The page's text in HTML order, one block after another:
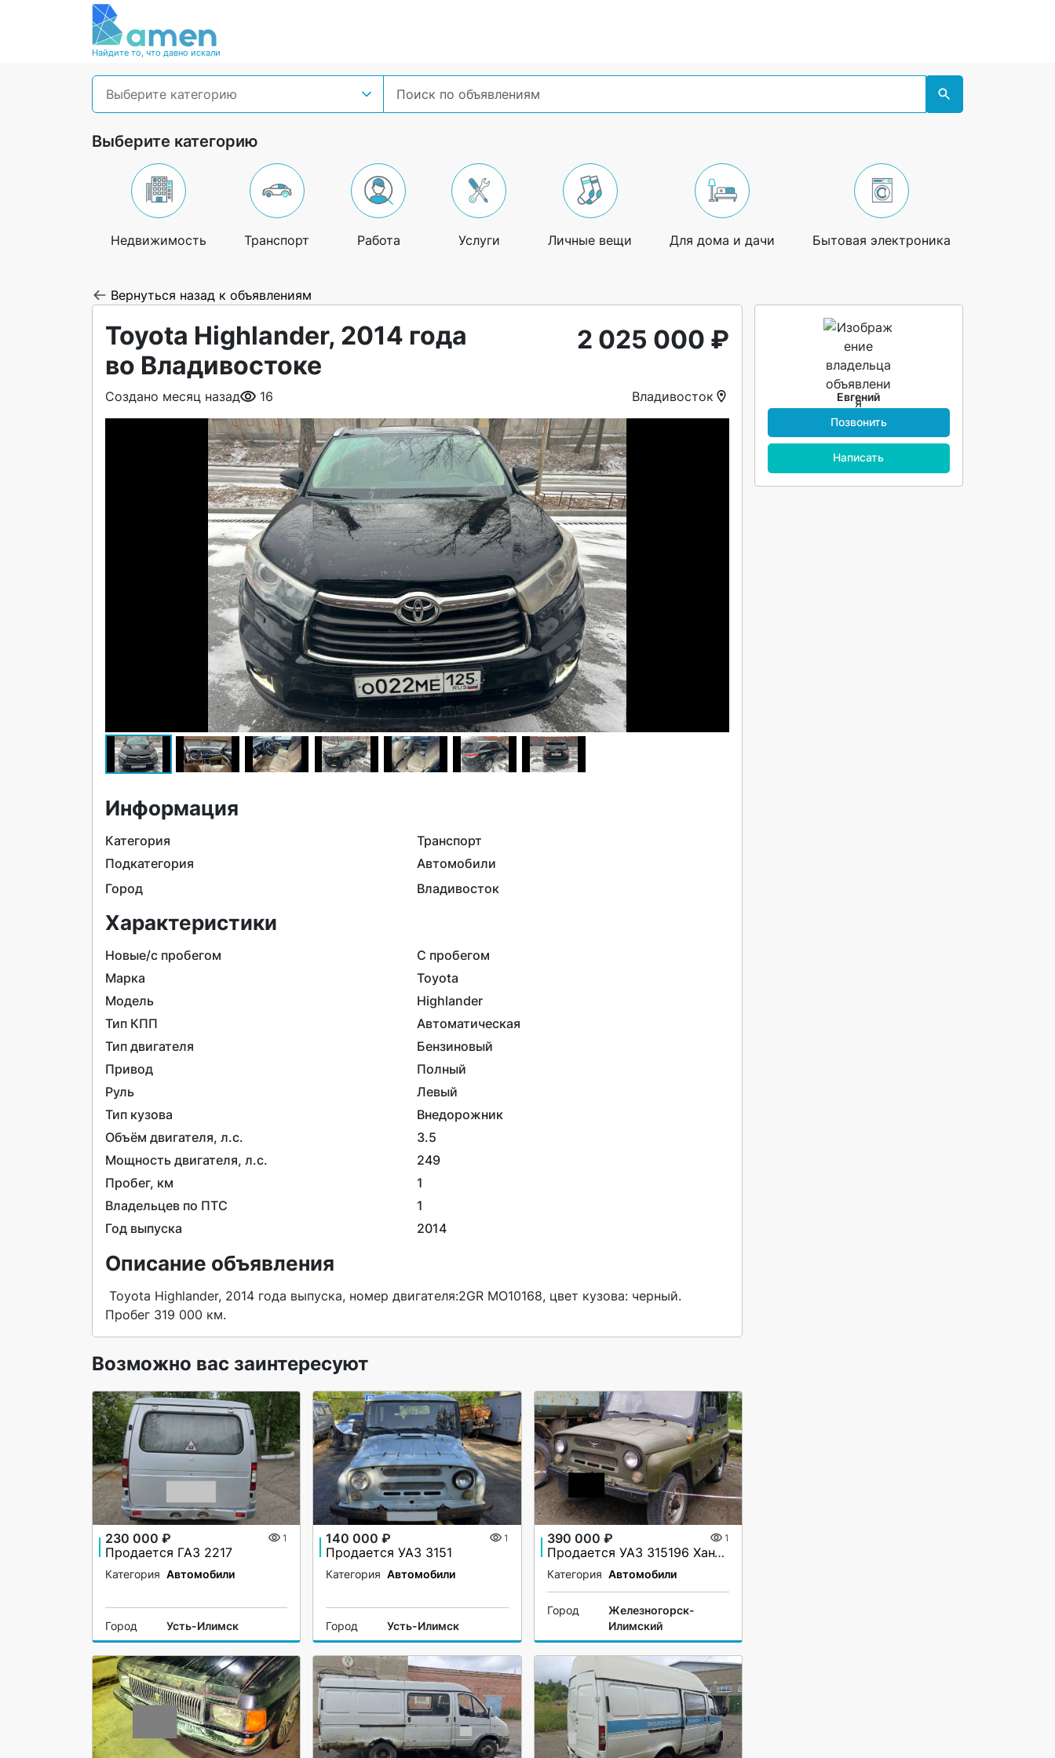
Найдите то, что давно искали
Выберите категорию
Выберите категорию
Недвижимость Транспорт Работа Услуги Личные вещи Для дома и дачи Бытовая электроника
Вернуться назад к объявлениям
Toyota Highlander, 2014 года
во Владивостоке
2 025 000 ₽
Создано месяц назад 16 Владивосток
Информация
Категория
Транспорт
Подкатегория
Автомобили
Город
Владивосток
Характеристики
Новые/с пробегом
С пробегом
Марка
Toyota
Модель
Highlander
Тип КПП
Автоматическая
Тип двигателя
Бензиновый
Привод
Полный
Руль
Левый
Тип кузова
Внедорожник
Объём двигателя, л.c.
3.5
Мощность двигателя, л.с.
249
Пробег, км
1
Владельцев по ПТС
1
Год выпуска
2014
Описание объявления
Пробег 319 000 км.
Возможно вас заинтересуют
230 000 ₽ 1
Продается ГАЗ 2217
Категория Автомобили
Город Усть-Илимск
140 000 ₽ 1
Продается УАЗ 3151
Категория Автомобили
Город Усть-Илимск
390 000 ₽ 1
Продается УАЗ 315196 Хантер
Категория Автомобили
Город
Железногорск-
Илимский
Евгений
Позвонить
Написать